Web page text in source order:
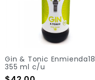
Gin & Tonic Enmienda18
355 ml c/u